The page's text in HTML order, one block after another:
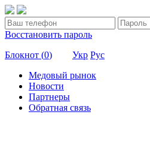
Восстановить пароль
Блокнот (0) Укр Рус
Медовый рынок
Новости
Партнеры
Обратная связь